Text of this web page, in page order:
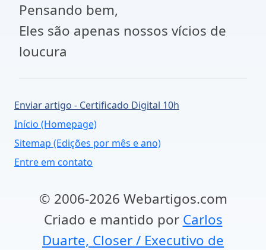
Pensando bem,
Eles são apenas nossos vícios de
loucura
Enviar artigo - Certificado Digital 10h
Início (Homepage)
Sitemap (Edições por mês e ano)
Entre em contato
© 2006-2026 Webartigos.com
Criado e mantido por Carlos
Duarte, Closer / Executivo de